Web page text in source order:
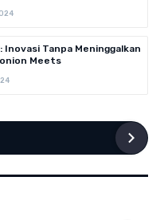
Inovasi Tanpa Meninggalkan
Meets